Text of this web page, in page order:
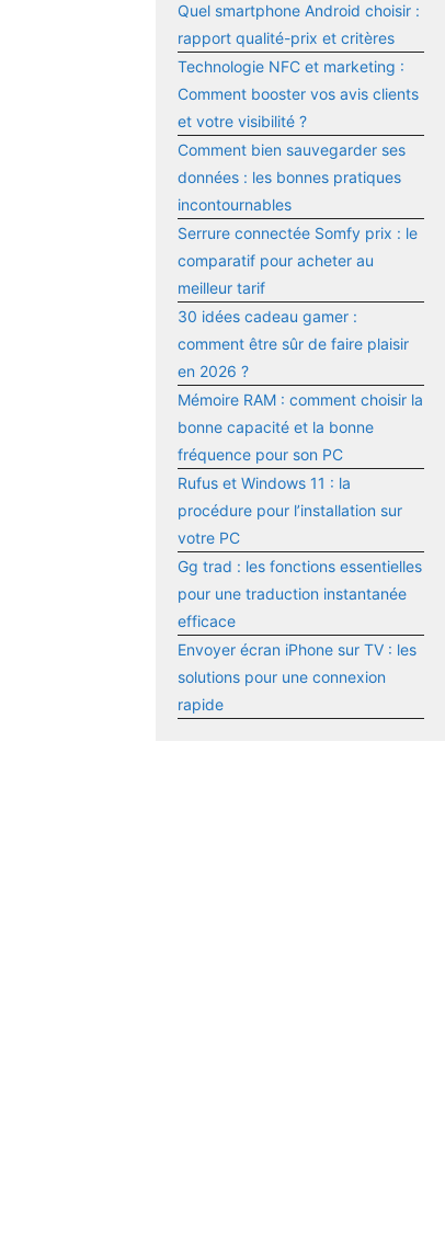
Quel smartphone Android choisir :
rapport qualité-prix et critères
Technologie NFC et marketing :
Comment booster vos avis clients
et votre visibilité ?
Comment bien sauvegarder ses
données : les bonnes pratiques
incontournables
Serrure connectée Somfy prix : le
comparatif pour acheter au
meilleur tarif
30 idées cadeau gamer :
comment être sûr de faire plaisir
en 2026 ?
Mémoire RAM : comment choisir la
bonne capacité et la bonne
fréquence pour son PC
Rufus et Windows 11 : la
procédure pour l’installation sur
votre PC
Gg trad : les fonctions essentielles
pour une traduction instantanée
efficace
Envoyer écran iPhone sur TV : les
solutions pour une connexion
rapide